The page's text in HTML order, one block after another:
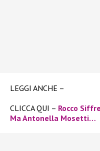
LEGGI ANCHE –
CLICCA QUI – Rocco
Ma Antonella Mosetti…